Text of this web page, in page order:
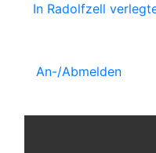
In Radolfzell
An-/Abmelden